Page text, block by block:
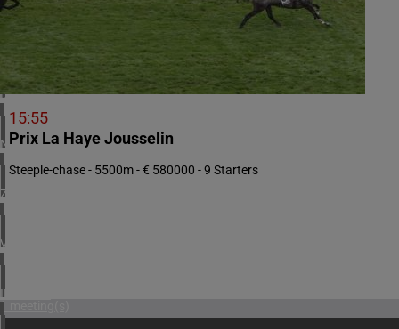
3 meeting(s)
ZWEDEN
1 meeting(s)
DENEMARKEN
1 meeting(s)
NOORWEGEN
1 meeting(s)
ZUID-AFRIKA
1 meeting(s)
VERENIGD KONINKRIJK
2 meeting(s)
IERLAND
1 meeting(s)
15:55
Prix La Haye Jousselin
Steeple-chase - 5500m - € 580000 - 9 Starters